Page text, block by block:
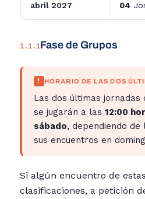
abril 2027 04
1.1.1Fase de Grupos
! HORARIO DE LAS DOS
Las dos últimas
se jugarán a las 12:00
sábado, dependiendo
sus encuentros en
Si algún encuentro de
clasificaciones, a petición